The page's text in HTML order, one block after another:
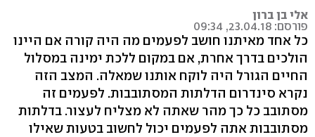
אלי בן ברון
פורסם: 23.04.18, 09:34
כל אחד מאיתנו חושב לפעמים מה היה קורה אם היינו
הולכים בדרך אחרת, אם במקום ללכת ימינה במסלול
החיים הגורל היה לוקח אותנו שמאלה. המצב הזה
נקרא סינדרום הדלתות המסתובבות. לפעמים זה
מסתובב כל כך מהר שאתה לא מצליח לעצור. בדלתות
מסתובבות אתה לפעמים יכול לחשוב בטעות שאילו